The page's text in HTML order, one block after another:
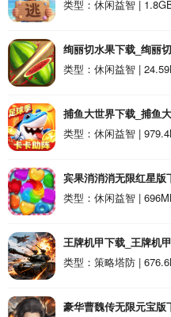
类型：休闲益智 |
绚丽切水果下载_绚丽
类型：休闲益智 |
捕鱼大世界下载_捕鱼
类型：休闲益智 |
宾果消消消无限红星版
版安卓版
类型：休闲益智 |
王牌机甲下载_王牌机
类型：策略塔防 |
豪华曹魏传无限元宝版